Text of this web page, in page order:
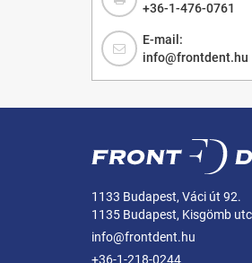
+36-1-476-0761
E-mail:
info@frontdent.hu
1133 Budapest, Váci út 92.
1135 Budapest, Kisgömb
info@frontdent.hu
+36-1-218-0244